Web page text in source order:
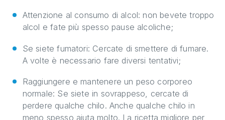
Attenzione al consumo di alcol: non bevete troppo
alcol e fate più spesso pause alcoliche;
Se siete fumatori: Cercate di smettere di fumare.
A volte è necessario fare diversi tentativi;
Raggiungere e mantenere un peso corporeo
normale: Se siete in sovrappeso, cercate di
perdere qualche chilo. Anche qualche chilo in
meno spesso aiuta molto. La ricetta migliore per